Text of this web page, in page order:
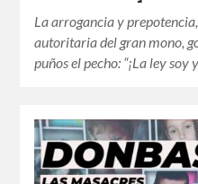
La arrogancia y
autoritaria del gran mono,
puños el pecho: “¡La ley